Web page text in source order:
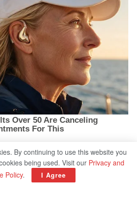
By continuing to use this website you
being used. Visit our Privacy and
Policy. I Agree